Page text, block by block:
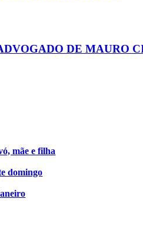
DE MAURO
mãe e filha
domingo